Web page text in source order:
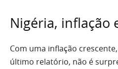
Nigéria, inflação
Com uma inflação
último relatório, não é